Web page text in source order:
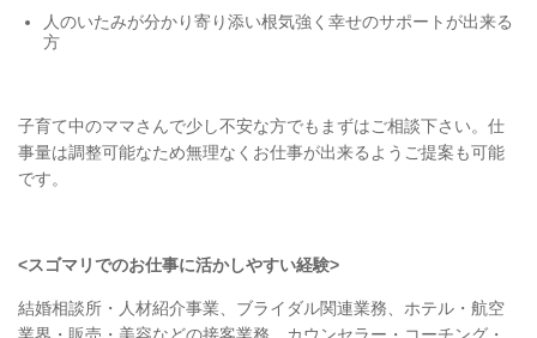
人のいたみが分かり寄り添い根気強く幸せのサポートが出来る
方
子育て中のママさんで少し不安な方でもまずはご相談下さい。仕
事量は調整可能なため無理なくお仕事が出来るようご提案も可能
です。
<スゴマリでのお仕事に活かしやすい経験>
結婚相談所・人材紹介事業、ブライダル関連業務、ホテル・航空